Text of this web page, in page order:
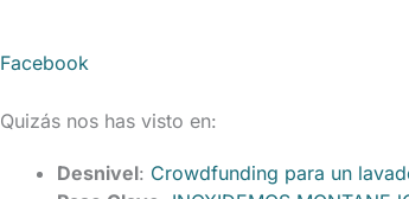
Facebook
Quizás nos has visto en:
Desnivel: Crowdfunding para un